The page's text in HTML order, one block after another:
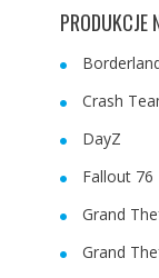
PRODUKCJE
Crash
DayZ
Fallout 76
Grand
Grand